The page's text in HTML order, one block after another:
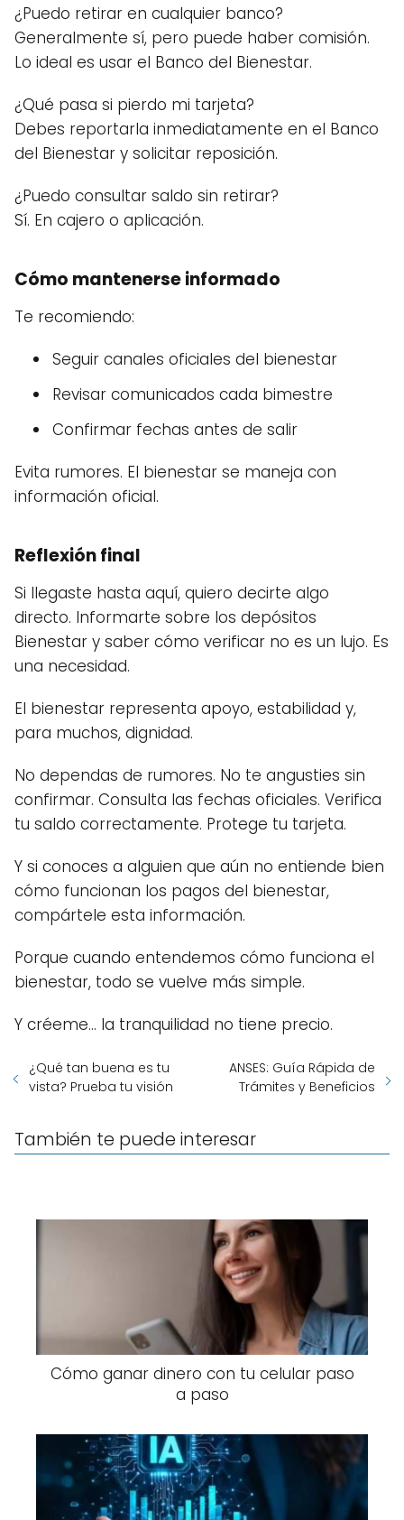
¿Puedo retirar en cualquier banco?
Generalmente sí, pero puede haber comisión.
Lo ideal es usar el Banco del Bienestar.
¿Qué pasa si pierdo mi tarjeta?
Debes reportarla inmediatamente en el Banco
del Bienestar y solicitar reposición.
¿Puedo consultar saldo sin retirar?
Sí. En cajero o aplicación.
Cómo mantenerse informado
Te recomiendo:
Seguir canales oficiales del bienestar
Revisar comunicados cada bimestre
Confirmar fechas antes de salir
Evita rumores. El bienestar se maneja con
información oficial.
Reflexión final
Si llegaste hasta aquí, quiero decirte algo
directo. Informarte sobre los depósitos
Bienestar y saber cómo verificar no es un lujo. Es
una necesidad.
El bienestar representa apoyo, estabilidad y,
para muchos, dignidad.
No dependas de rumores. No te angusties sin
confirmar. Consulta las fechas oficiales. Verifica
tu saldo correctamente. Protege tu tarjeta.
Y si conoces a alguien que aún no entiende bien
cómo funcionan los pagos del bienestar,
compártele esta información.
Porque cuando entendemos cómo funciona el
bienestar, todo se vuelve más simple.
Y créeme… la tranquilidad no tiene precio.
¿Qué tan buena es tu
vista? Prueba tu visión
ANSES: Guía Rápida de
Trámites y Beneficios
También te puede interesar
Cómo ganar dinero con tu celular paso
a paso